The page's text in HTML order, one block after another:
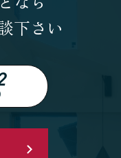
下さい